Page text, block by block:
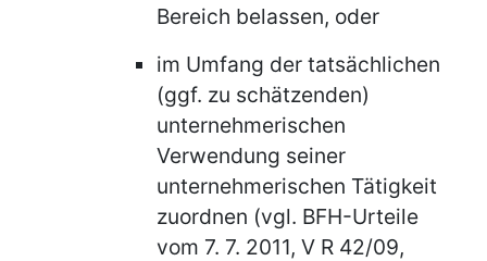
Bereich belassen, oder
im Umfang der tatsächlichen
(ggf. zu schätzenden)
unternehmerischen
Verwendung seiner
unternehmerischen Tätigkeit
zuordnen (vgl. BFH-Urteile
vom 7. 7. 2011, V R 42/09,